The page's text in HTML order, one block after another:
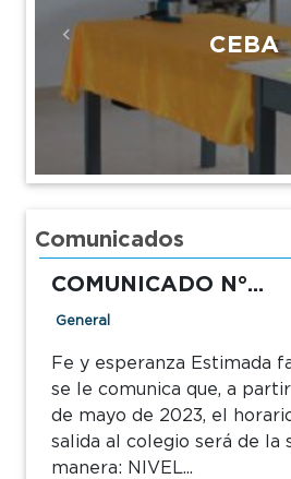
CEBA
Previous
Comunicados
COMUNICADO N°...
General
Fe y esperanza Estimada
se le comunica que, a
de mayo de 2023, el
salida al colegio será de la
manera: NIVEL...